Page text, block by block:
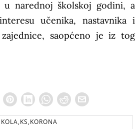
u narednoj školskoj godini, a
učenika, nastavnika i
saopćeno je iz tog